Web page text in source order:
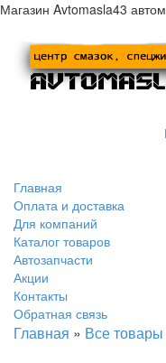
Магазин Avtomasla43
Главная
Оплата и доставка
Для компаний
Каталог товаров
Автозапчасти
Акции
Контакты
Обратная связь
Главная » Все товары